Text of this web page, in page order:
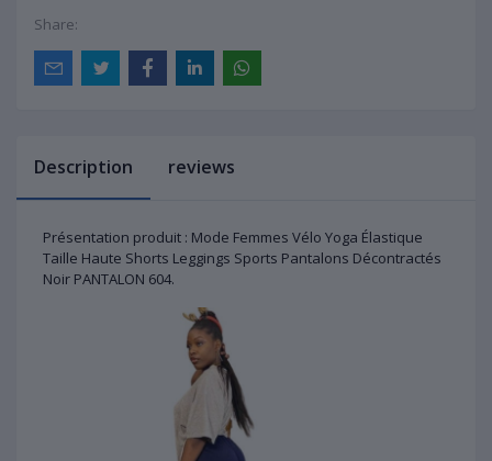
Share:
Description reviews
Présentation produit : Mode Femmes Vélo Yoga Élastique
Taille Haute Shorts Leggings Sports Pantalons Décontractés
Noir PANTALON 604.